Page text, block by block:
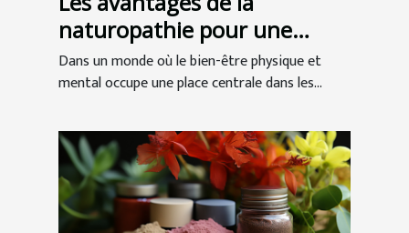
naturopathie pour une
meilleure santé globale
Dans un monde où le bien-être physique et
mental occupe une place centrale dans les...